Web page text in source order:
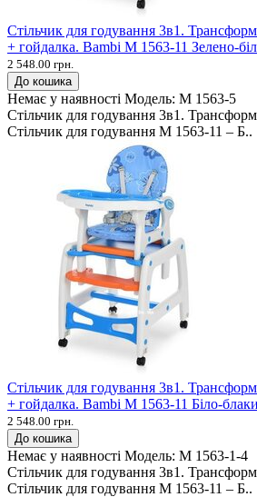
Стільчик для годування 3в1.
+ гойдалка. Bambi M 1563-11 Зелено-
2 548.00 грн.
До кошика
Немає у наявності Модель: M 1563-5
Стільчик для годування 3в1.
Стільчик для годування M 1563-11 – Б..
Стільчик для годування 3в1.
+ гойдалка. Bambi M 1563-11 Біло-
2 548.00 грн.
До кошика
Немає у наявності Модель: M 1563-1-4
Стільчик для годування 3в1.
Стільчик для годування M 1563-11 – Б..